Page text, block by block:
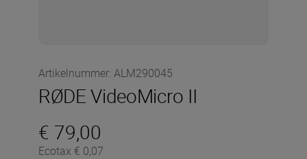
Artikelnummer: ALM290045
RØDE VideoMicro II
€ 79,00
Ecotax € 0,07